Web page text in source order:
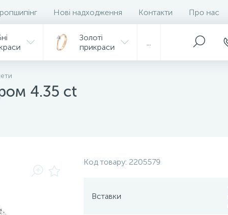
Нові надходження Контакти Про нас
Золоті
прикраси
4.35 ct
Код товару: 2205579
Вставки